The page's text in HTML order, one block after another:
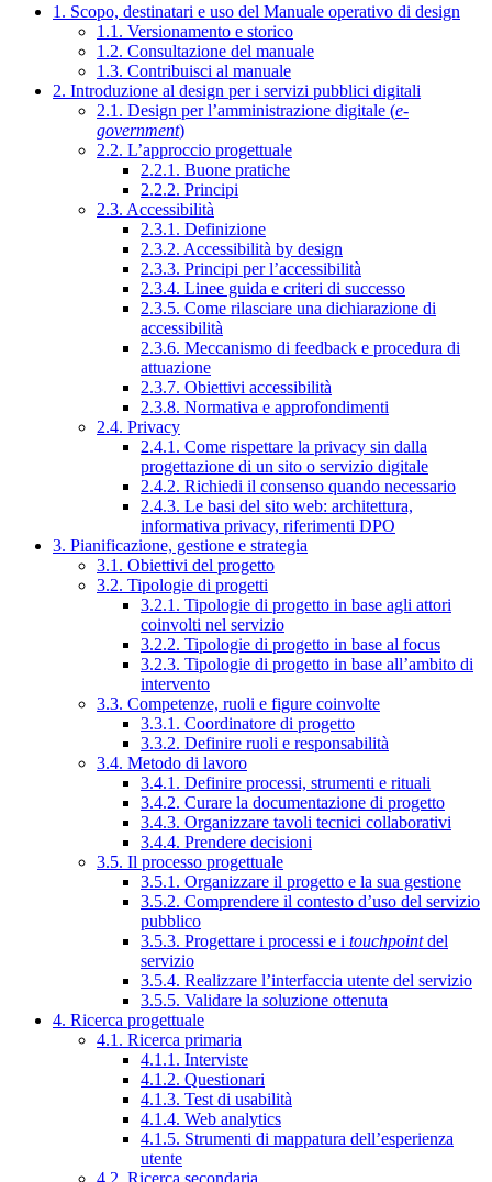
1. Scopo, destinatari e uso del Manuale operativo di design
1.1. Versionamento e storico
1.2. Consultazione del manuale
1.3. Contribuisci al manuale
2. Introduzione al design per i servizi pubblici digitali
2.1. Design per l’amministrazione digitale (e-
government)
2.2. L’approccio progettuale
2.2.1. Buone pratiche
2.2.2. Principi
2.3. Accessibilità
2.3.1. Definizione
2.3.2. Accessibilità by design
2.3.3. Principi per l’accessibilità
2.3.4. Linee guida e criteri di successo
2.3.5. Come rilasciare una dichiarazione di
accessibilità
2.3.6. Meccanismo di feedback e procedura di
attuazione
2.3.7. Obiettivi accessibilità
2.3.8. Normativa e approfondimenti
2.4. Privacy
2.4.1. Come rispettare la privacy sin dalla
progettazione di un sito o servizio digitale
2.4.2. Richiedi il consenso quando necessario
2.4.3. Le basi del sito web: architettura,
informativa privacy, riferimenti DPO
3. Pianificazione, gestione e strategia
3.1. Obiettivi del progetto
3.2. Tipologie di progetti
3.2.1. Tipologie di progetto in base agli attori
coinvolti nel servizio
3.2.2. Tipologie di progetto in base al focus
3.2.3. Tipologie di progetto in base all’ambito di
intervento
3.3. Competenze, ruoli e figure coinvolte
3.3.1. Coordinatore di progetto
3.3.2. Definire ruoli e responsabilità
3.4. Metodo di lavoro
3.4.1. Definire processi, strumenti e rituali
3.4.2. Curare la documentazione di progetto
3.4.3. Organizzare tavoli tecnici collaborativi
3.4.4. Prendere decisioni
3.5. Il processo progettuale
3.5.1. Organizzare il progetto e la sua gestione
3.5.2. Comprendere il contesto d’uso del servizio
pubblico
3.5.3. Progettare i processi e i touchpointdel
servizio
3.5.4. Realizzare l’interfaccia utente del servizio
3.5.5. Validare la soluzione ottenuta
4. Ricerca progettuale
4.1. Ricerca primaria
4.1.1. Interviste
4.1.2. Questionari
4.1.3. Test di usabilità
4.1.4. Web analytics
4.1.5. Strumenti di mappatura dell’esperienza
utente
4.2. Ricerca secondaria